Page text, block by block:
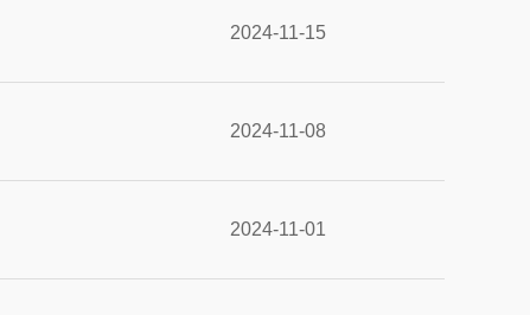
2024-11-15
2024-11-08
2024-11-01